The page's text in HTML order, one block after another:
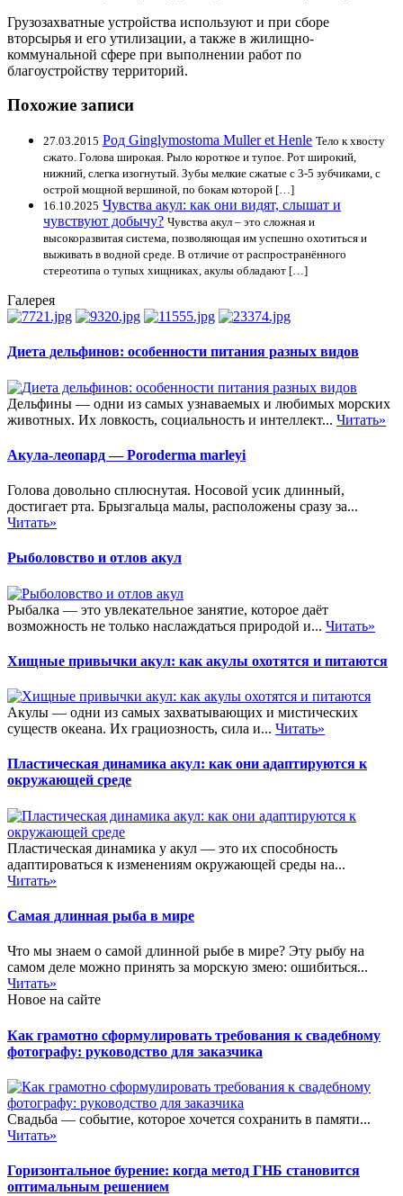
Грузозахватные устройства используют и при сборе
вторсырья и его утилизации, а также в жилищно-
коммунальной сфере при выполнении работ по
благоустройству территорий.
Похожие записи
27.03.2015 Род Ginglymostoma Muller et Henle Тело к хвосту
сжато. Голова широкая. Рыло короткое и тупое. Рот широкий,
нижний, слегка изогнутый. Зубы мелкие сжатые с 3-5 зубчиками, с
острой мощной вершиной, по бокам которой […]
16.10.2025 Чувства акул: как они видят, слышат и
чувствуют добычу? Чувства акул – это сложная и
высокоразвитая система, позволяющая им успешно охотиться и
выживать в водной среде. В отличие от распространённого
стереотипа о тупых хищниках, акулы обладают […]
Галерея
Диета дельфинов: особенности питания разных видов
Дельфины — одни из самых узнаваемых и любимых морских
животных. Их ловкость, социальность и интеллект... Читать»
Акула-леопард — Poroderma marleyi
Голова довольно сплюснутая. Носовой усик длинный,
достигает рта. Брызгальца малы, расположены сразу за...
Читать»
Рыболовство и отлов акул
Рыбалка — это увлекательное занятие, которое даёт
возможность не только наслаждаться природой и... Читать»
Хищные привычки акул: как акулы охотятся и питаются
Акулы — одни из самых захватывающих и мистических
существ океана. Их грациозность, сила и... Читать»
Пластическая динамика акул: как они адаптируются к
окружающей среде
Пластическая динамика у акул — это их способность
адаптироваться к изменениям окружающей среды на...
Читать»
Самая длинная рыба в мире
Что мы знаем о самой длинной рыбе в мире? Эту рыбу на
самом деле можно принять за морскую змею: ошибиться...
Читать»
Новое на сайте
Как грамотно сформулировать требования к свадебному
фотографу: руководство для заказчика
Свадьба — событие, которое хочется сохранить в памяти...
Читать»
Горизонтальное бурение: когда метод ГНБ становится
оптимальным решением